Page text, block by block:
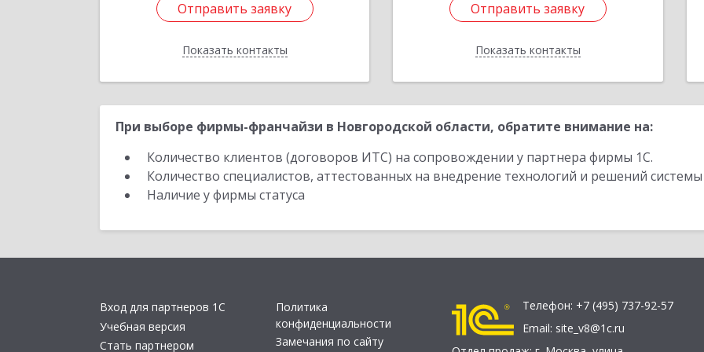
Отправить заявку
Показать контакты
Отправить заявку
Назад
Отправить заявку
Показать контакты
Отправить заявку
Назад
При выборе фирмы-франчайзи в Новгородской области, обратите внимание на:
Количество клиентов (договоров ИТС) на сопровождении у партнера фирмы 1С.
Количество специалистов, аттестованных на внедрение технологий и решений
Наличие у фирмы статуса
Вход для партнеров 1С
Учебная версия
Стать партнером
Политика
конфиденциальности
Замечания по сайту
Телефон: +7 (495) 737-92-57
Email: site_v8@1c.ru